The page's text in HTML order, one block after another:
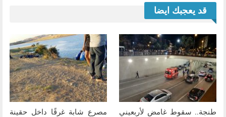
قد يعجبك ايضا
طنجة.. سقوط غامض لأربعيني
مصرع شابة غرقًا داخل حقينة